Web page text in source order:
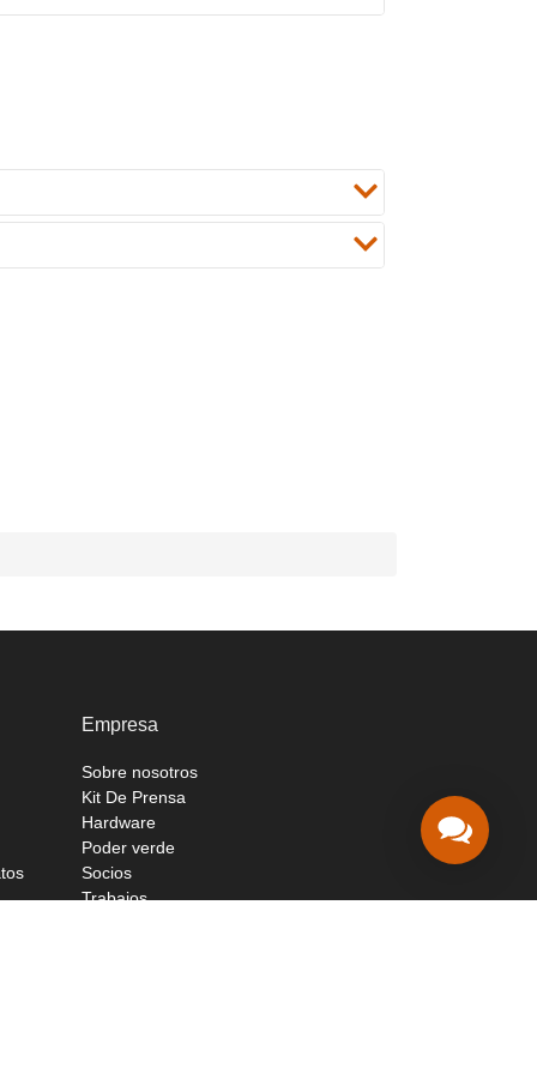
Empresa
Sobre nosotros
Kit De Prensa
Hardware
Poder verde
Socios
Trabajos